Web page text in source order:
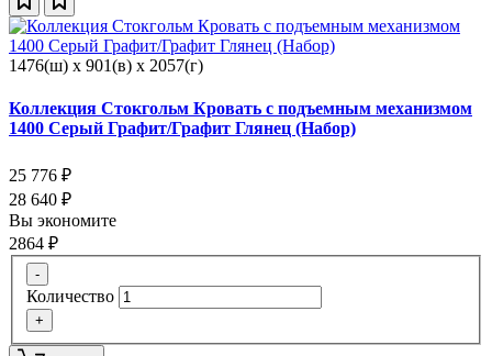
1476(ш) x 901(в) x 2057(г)
Коллекция Стокгольм Кровать с подъемным механизмом
1400 Серый Графит/Графит Глянец (Набор)
25 776 ₽
28 640 ₽
Вы экономите
2864 ₽
-
Количество
+